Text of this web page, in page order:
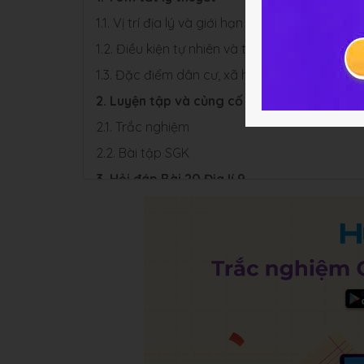
1.1. Vị trí địa lý và giới hạn lãnh thổ
1.2. Điều kiện tự nhiên và tài nguyên thiên
1.3. Đặc điểm dân cư, xã hội
2. Luyện tập và củng cố
2.1. Trắc nghiệm
2.2. Bài tập SGK
3. Hỏi đáp Bài 20 Địa lí 9